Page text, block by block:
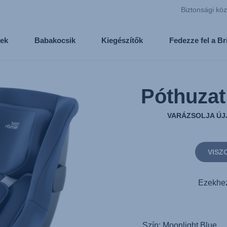
Biztonsági
Babakocsik Kiegészítők Fedezze fel a
VARÁZSOLJA
Szín: Moonlight Blue